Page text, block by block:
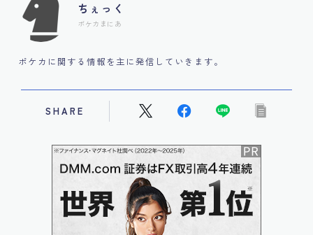
ちぇっく
ポケカまにあ
ポケカに関する情報を主に発信していきます。
SHARE